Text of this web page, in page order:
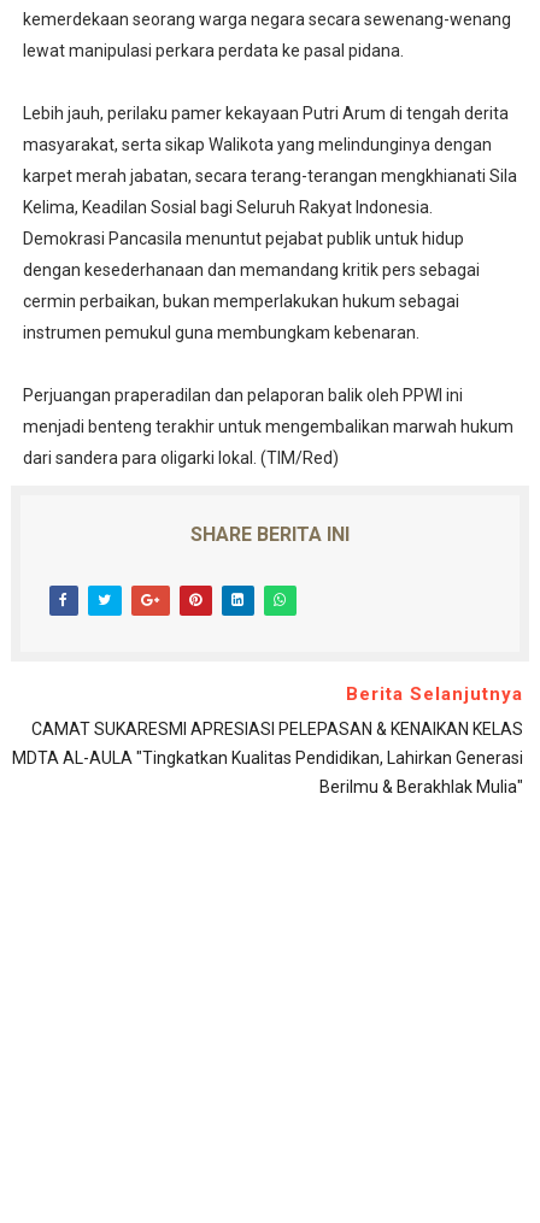
kemerdekaan seorang warga negara secara sewenang-wenang
lewat manipulasi perkara perdata ke pasal pidana.
Lebih jauh, perilaku pamer kekayaan Putri Arum di tengah derita
masyarakat, serta sikap Walikota yang melindunginya dengan
karpet merah jabatan, secara terang-terangan mengkhianati Sila
Kelima, Keadilan Sosial bagi Seluruh Rakyat Indonesia.
Demokrasi Pancasila menuntut pejabat publik untuk hidup
dengan kesederhanaan dan memandang kritik pers sebagai
cermin perbaikan, bukan memperlakukan hukum sebagai
instrumen pemukul guna membungkam kebenaran.
Perjuangan praperadilan dan pelaporan balik oleh PPWI ini
menjadi benteng terakhir untuk mengembalikan marwah hukum
dari sandera para oligarki lokal. (TIM/Red)
SHARE BERITA INI
Berita Selanjutnya
CAMAT SUKARESMI APRESIASI PELEPASAN & KENAIKAN KELAS
MDTA AL-AULA "Tingkatkan Kualitas Pendidikan, Lahirkan Generasi
Berilmu & Berakhlak Mulia"